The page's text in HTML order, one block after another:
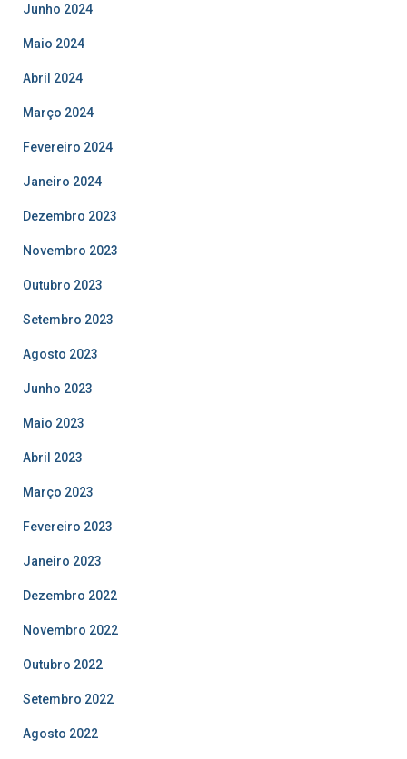
Junho 2024
Maio 2024
Abril 2024
Março 2024
Fevereiro 2024
Janeiro 2024
Dezembro 2023
Novembro 2023
Outubro 2023
Setembro 2023
Agosto 2023
Junho 2023
Maio 2023
Abril 2023
Março 2023
Fevereiro 2023
Janeiro 2023
Dezembro 2022
Novembro 2022
Outubro 2022
Setembro 2022
Agosto 2022